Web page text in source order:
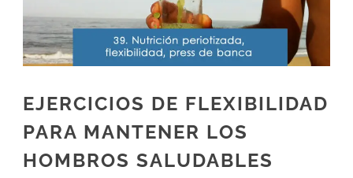
EJERCICIOS DE FLEXIBILIDAD
PARA MANTENER LOS
HOMBROS SALUDABLES